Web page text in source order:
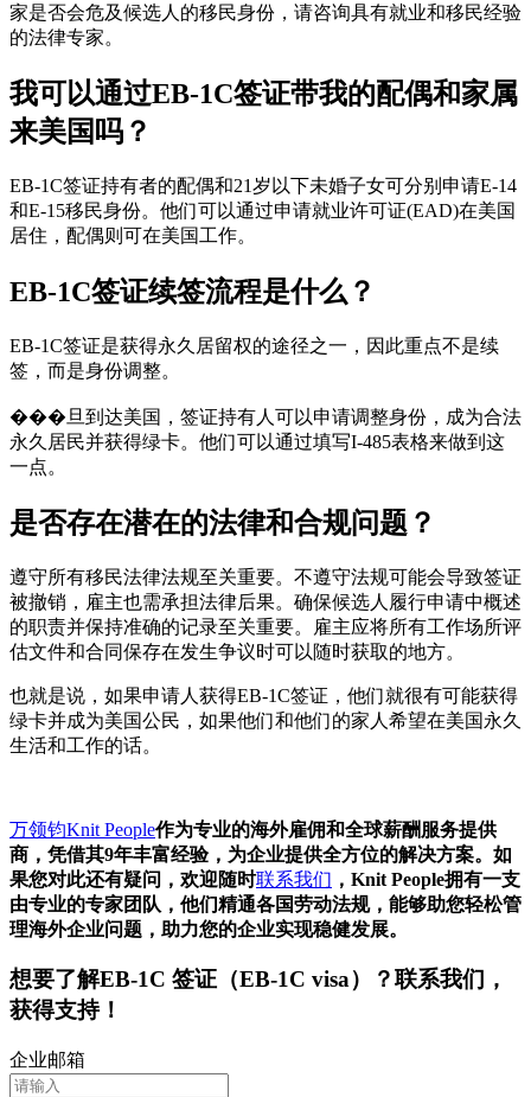
家是否会危及候选人的移民身份，请咨询具有就业和移民经验
的法律专家。
我可以通过EB-1C签证带我的配偶和家属
来美国吗？
EB-1C签证持有者的配偶和21岁以下未婚子女可分别申请E-14
和E-15移民身份。他们可以通过申请就业许可证(EAD)在美国
居住，配偶则可在美国工作。
EB-1C签证续签流程是什么？
EB-1C签证是获得永久居留权的途径之一，因此重点不是续
签，而是身份调整。
���旦到达美国，签证持有人可以申请调整身份，成为合法
永久居民并获得绿卡。他们可以通过填写I-485表格来做到这
一点。
是否存在潜在的法律和合规问题？
遵守所有移民法律法规至关重要。不遵守法规可能会导致签证
被撤销，雇主也需承担法律后果。确保候选人履行申请中概述
的职责并保持准确的记录至关重要。雇主应将所有工作场所评
估文件和合同保存在发生争议时可以随时获取的地方。
也就是说，如果申请人获得EB-1C签证，他们就很有可能获得
绿卡并成为美国公民，如果他们和他们的家人希望在美国永久
生活和工作的话。
万领钧Knit People作为专业的海外雇佣和全球薪酬服务提供
商，凭借其9年丰富经验，为企业提供全方位的解决方案。如
果您对此还有疑问，欢迎随时联系我们 ，Knit People拥有一支
由专业的专家团队，他们精通各国劳动法规，能够助您轻松管
理海外企业问题，助力您的企业实现稳健发展。
想要了解EB-1C 签证（EB-1C visa）
？联系我们，
获得支持！
企业邮箱